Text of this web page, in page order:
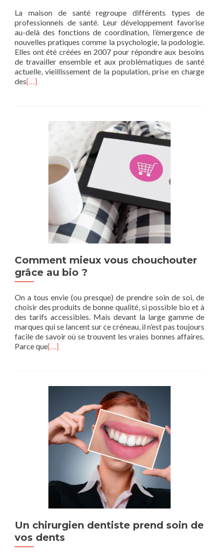
La maison de santé regroupe différents types de
professionnels de santé. Leur développement favorise
au-delà des fonctions de coordination, l’émergence de
nouvelles pratiques comme la psychologie, la podologie.
Elles ont été créées en 2007 pour répondre aux besoins
de travailler ensemble et aux problématiques de santé
actuelle, vieillissement de la population, prise en charge
des[…]
Comment mieux vous chouchouter
grâce au bio ?
On a tous envie (ou presque) de prendre soin de soi, de
choisir des produits de bonne qualité, si possible bio et à
des tarifs accessibles. Mais devant la large gamme de
marques qui se lancent sur ce créneau, il n’est pas toujours
facile de savoir où se trouvent les vraies bonnes affaires.
Parce que[…]
Un chirurgien dentiste prend soin de
vos dents